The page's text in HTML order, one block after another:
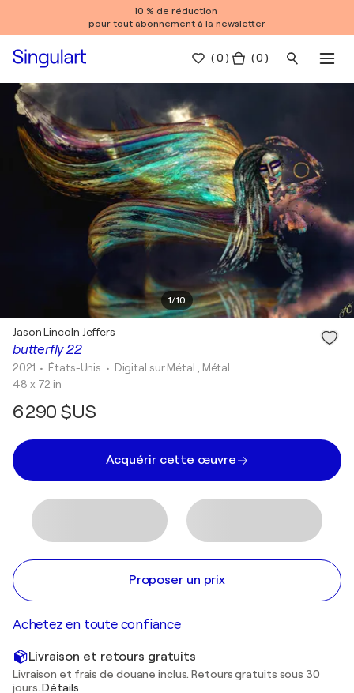
10 % de réduction
pour tout abonnement à la newsletter
(0 ) ( 0 )
1/10
butterfly 22
Jason Lincoln Jeffers
2021 • États-Unis • Digital sur Métal , Métal
48 x 72 in
6 290 $US
Acquérir cette œuvre
Proposer un prix
Achetez en toute confiance
Livraison et retours gratuits
Livraison et frais de douane inclus. Retours gratuits sous 30
jours.Détails